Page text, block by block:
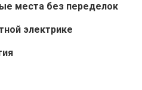
места без переделок
электрике